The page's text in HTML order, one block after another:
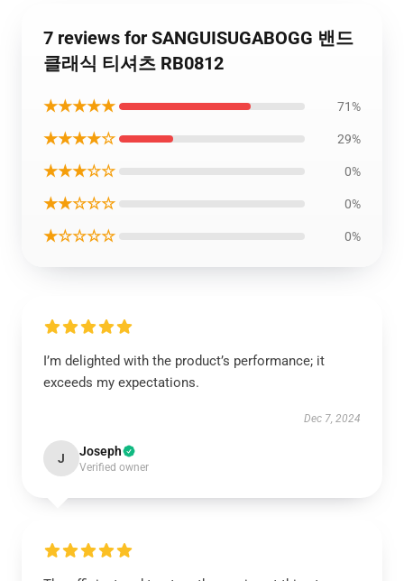
7 reviews for SANGUISUGABOGG 밴드
클래식 티셔츠 RB0812
★★★★★ 71%
★★★★☆ 29%
★★★☆☆ 0%
★★☆☆☆ 0%
★☆☆☆☆ 0%
I’m delighted with the product’s performance; it
exceeds my expectations.
Dec 7, 2024
J Joseph
Verified owner